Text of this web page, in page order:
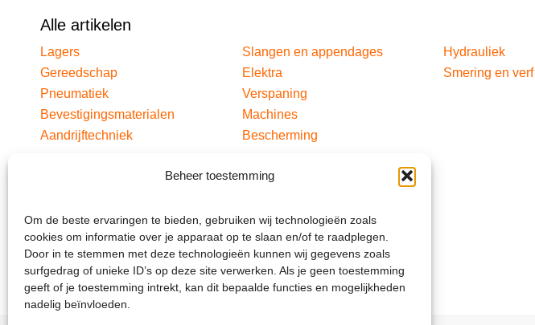
Beheer toestemming
Om de beste ervaringen te bieden, gebruiken wij technologieën zoals
cookies om informatie over je apparaat op te slaan en/of te raadplegen.
Door in te stemmen met deze technologieën kunnen wij gegevens zoals
surfgedrag of unieke ID’s op deze site verwerken. Als je geen toestemming
geeft of je toestemming intrekt, kan dit bepaalde functies en mogelijkheden
nadelig beïnvloeden.
Alle artikelen
Lagers
Gereedschap
Pneumatiek
Bevestigingsmaterialen
Aandrijftechniek
Slangen en appendages
Elektra
Verspaning
Machines
Bescherming
Hydrauliek
Smering en verf